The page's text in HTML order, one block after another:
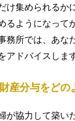
け集められるか
るようになって
務所では、あな
アドバイスしま
財産分与をどの
が協力して築い